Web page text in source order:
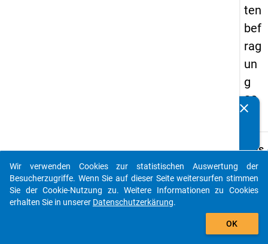
ten
bef
rag
un
g
20
Details
G12
Wie
clear
auto_stories
add_shopping_cart
Wir verwenden Cookies zur statistischen Auswertung der
Besucherzugriffe. Wenn Sie auf dieser Seite weitersurfen stimmen
Sie der Cookie-Nutzung zu. Weitere Informationen zu Cookies
erhalten Sie in unserer Datenschutzerkärung.
OK